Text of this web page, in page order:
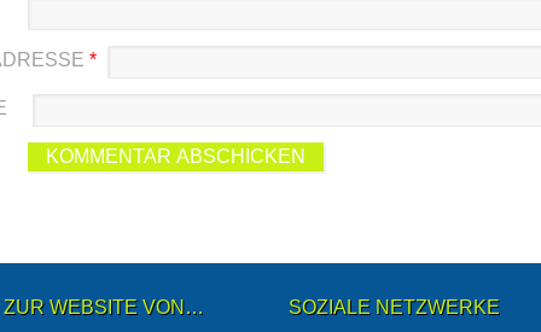
*
ZUR WEBSITE VON… SOZIALE NETZWERKE